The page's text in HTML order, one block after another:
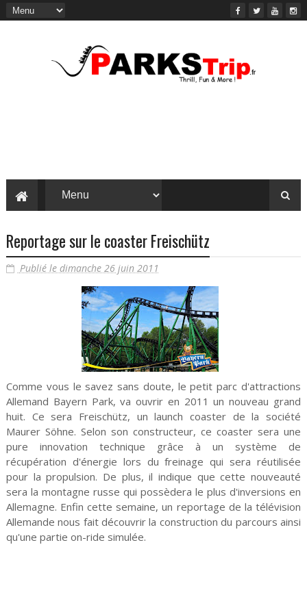
Reportage sur le coaster Freischütz
Publié le dimanche 26 juin 2011
Comme vous le savez sans doute, le petit parc d'attractions
Allemand Bayern Park, va ouvrir en 2011 un nouveau grand
huit. Ce sera Freischütz, un launch coaster de la société
Maurer Söhne. Selon son constructeur, ce coaster sera une
pure innovation technique grâce à un système de
récupération d'énergie lors du freinage qui sera réutilisée
pour la propulsion. De plus, il indique que cette nouveauté
sera la montagne russe qui possèdera le plus d'inversions en
Allemagne. Enfin cette semaine, un reportage de la télévision
Allemande nous fait découvrir la construction du parcours ainsi
qu'une partie on-ride simulée.